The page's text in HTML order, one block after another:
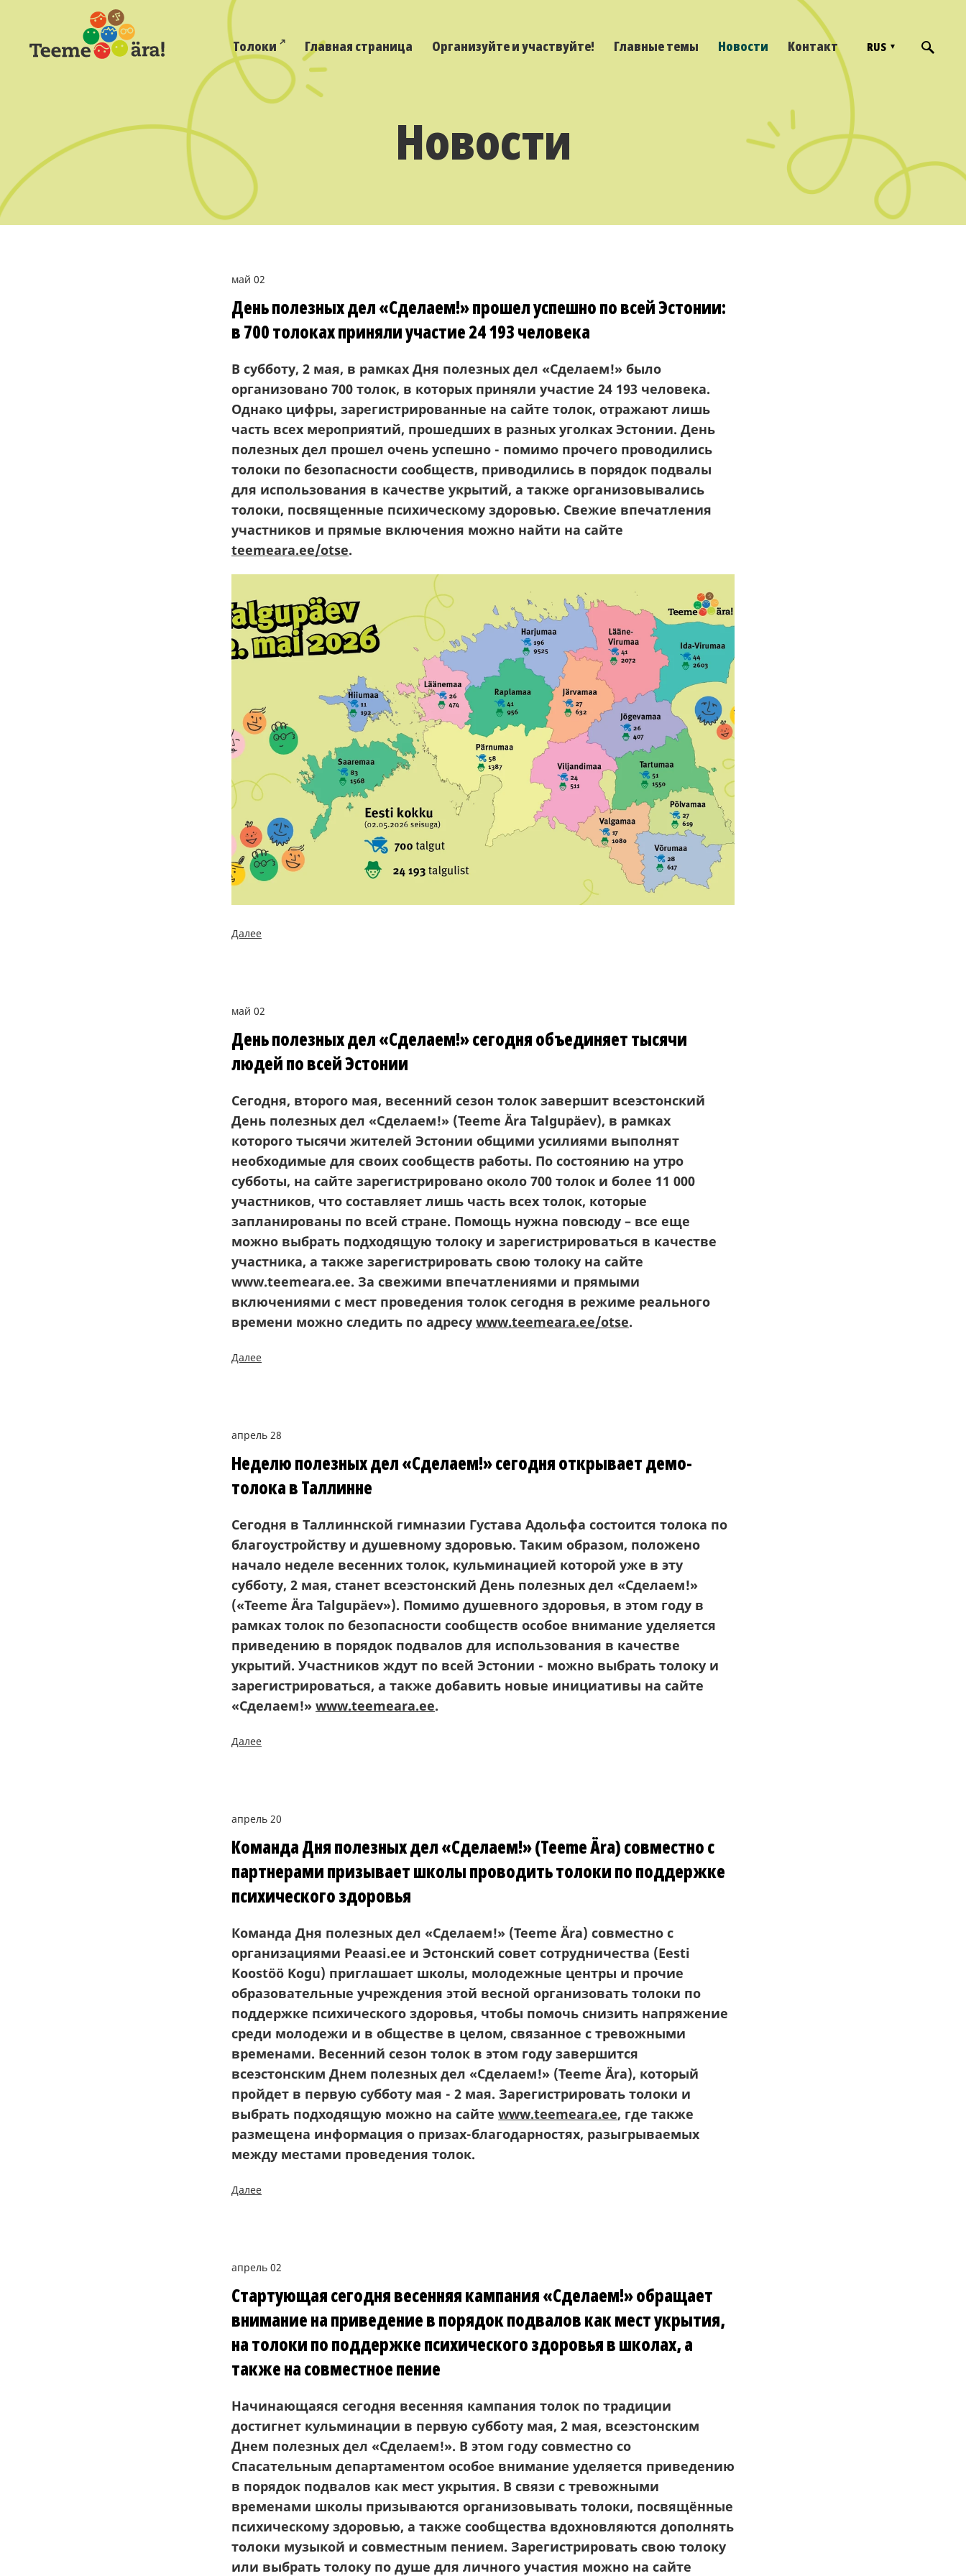
Толоки Главная страница Организуйте и участвуйте! Главные темы Новости Контакт RUS
Новости
май 02
День полезных дел «Сделаем!» прошел успешно по всей Эстонии:
в 700 толоках приняли участие 24 193 человека
В субботу, 2 мая, в рамках Дня полезных дел «Сделаем!» было
организовано 700 толок, в которых приняли участие 24 193 человека.
Однако цифры, зарегистрированные на сайте толок, отражают лишь
часть всех мероприятий, прошедших в разных уголках Эстонии. День
полезных дел прошел очень успешно - помимо прочего проводились
толоки по безопасности сообществ, приводились в порядок подвалы
для использования в качестве укрытий, а также организовывались
толоки, посвященные психическому здоровью. Свежие впечатления
участников и прямые включения можно найти на сайте
teemeara.ee/otse.
Далее
май 02
День полезных дел «Сделаем!» сегодня объединяет тысячи
людей по всей Эстонии
Сегодня, второго мая, весенний сезон толок завершит всеэстонский
День полезных дел «Сделаем!» (Teeme Ära Talgupäev), в рамках
которого тысячи жителей Эстонии общими усилиями выполнят
необходимые для своих сообществ работы. По состоянию на утро
субботы, на сайте зарегистрировано около 700 толок и более 11 000
участников, что составляет лишь часть всех толок, которые
запланированы по всей стране. Помощь нужна повсюду – все еще
можно выбрать подходящую толоку и зарегистрироваться в качестве
участника, а также зарегистрировать свою толоку на сайте
www.teemeara.ee. За свежими впечатлениями и прямыми
включениями с мест проведения толок сегодня в режиме реального
времени можно следить по адресу www.teemeara.ee/otse.
Далее
апрель 28
Неделю полезных дел «Сделаем!» сегодня открывает демо-
толока в Таллинне
Сегодня в Таллиннской гимназии Густава Адольфа состоится толока по
благоустройству и душевному здоровью. Таким образом, положено
начало неделе весенних толок, кульминацией которой уже в эту
субботу, 2 мая, станет всеэстонский День полезных дел «Сделаем!»
(«Teeme Ära Talgupäev»). Помимо душевного здоровья, в этом году в
рамках толок по безопасности сообществ особое внимание уделяется
приведению в порядок подвалов для использования в качестве
укрытий. Участников ждут по всей Эстонии - можно выбрать толоку и
зарегистрироваться, а также добавить новые инициативы на сайте
«Сделаем!» www.teemeara.ee.
Далее
апрель 20
Команда Дня полезных дел «Сделаем!» (Teeme Ära) совместно с
партнерами призывает школы проводить толоки по поддержке
психического здоровья
Команда Дня полезных дел «Сделаем!» (Teeme Ära) совместно с
организациями Peaasi.ee и Эстонский совет сотрудничества (Eesti
Koostöö Kogu) приглашает школы, молодежные центры и прочие
образовательные учреждения этой весной организовать толоки по
поддержке психического здоровья, чтобы помочь снизить напряжение
среди молодежи и в обществе в целом, связанное с тревожными
временами. Весенний сезон толок в этом году завершится
всеэстонским Днем полезных дел «Сделаем!» (Teeme Ära), который
пройдет в первую субботу мая - 2 мая. Зарегистрировать толоки и
выбрать подходящую можно на сайте www.teemeara.ee, где также
размещена информация о призах-благодарностях, разыгрываемых
между местами проведения толок.
Далее
апрель 02
Стартующая сегодня весенняя кампания «Сделаем!» обращает
внимание на приведение в порядок подвалов как мест укрытия,
на толоки по поддержке психического здоровья в школах, а
также на совместное пение
Начинающаяся сегодня весенняя кампания толок по традиции
достигнет кульминации в первую субботу мая, 2 мая, всеэстонским
Днем полезных дел «Сделаем!». В этом году совместно со
Спасательным департаментом особое внимание уделяется приведению
в порядок подвалов как мест укрытия. В связи с тревожными
временами школы призываются организовывать толоки, посвящённые
психическому здоровью, а также сообщества вдохновляются дополнять
толоки музыкой и совместным пением. Зарегистрировать свою толоку
или выбрать толоку по душе для личного участия можно на сайте